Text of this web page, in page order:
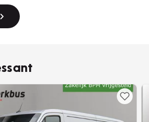
van jouw werkbus. Denk hierbij
zoals sidebars, imperiaal, etc.
van dienst met onze gunstige
informatie en/of een bezichtiging!
Type en specificatiefouten zijn